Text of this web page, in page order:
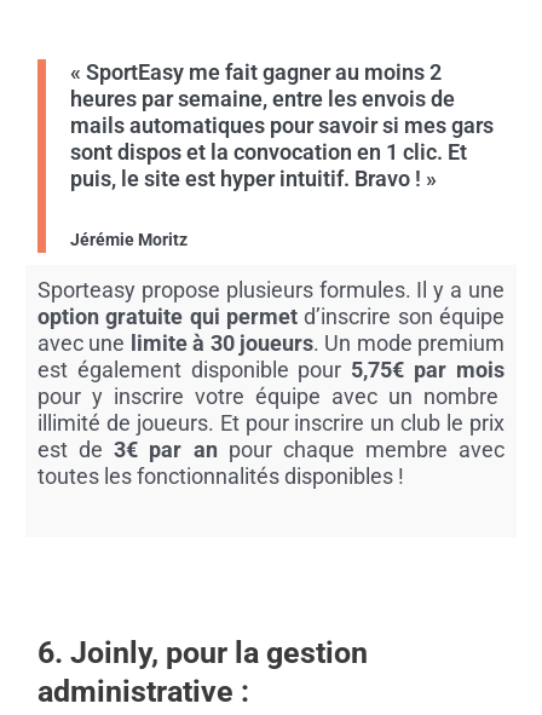
« SportEasy me fait gagner au moins 2
heures par semaine, entre les envois de
mails automatiques pour savoir si mes gars
sont dispos et la convocation en 1 clic. Et
puis, le site est hyper intuitif. Bravo ! »
Jérémie Moritz
Sporteasy propose plusieurs formules. Il y a une
option gratuite qui permet d’inscrire son équipe
avec une limite à 30 joueurs. Un mode premium
est également disponible pour 5,75€ par mois
pour y inscrire votre équipe avec un nombre
illimité de joueurs. Et pour inscrire un club le prix
est de3€ par an pour chaque membre avec
toutes les fonctionnalités disponibles !
6. Joinly, pour la gestion
administrative :